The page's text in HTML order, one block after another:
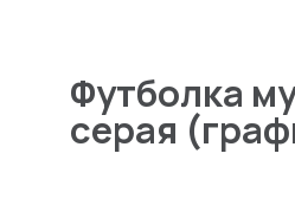
Футболка
серая